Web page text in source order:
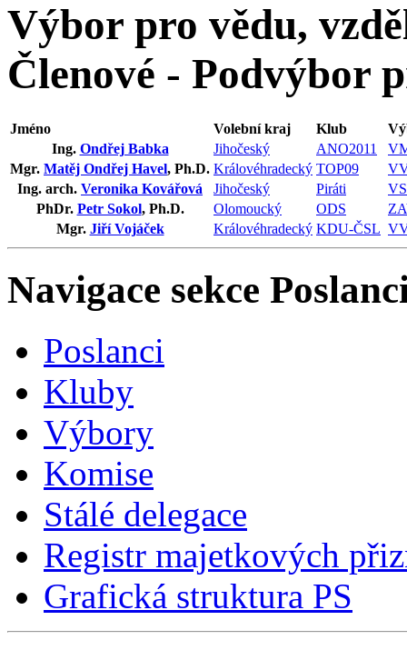
Výbor pro vědu,
Členové - Podvýbor
Jméno Volební kraj Klub
Ing. Ondřej Babka Jihočeský ANO2011
Mgr. Matěj Ondřej Havel, Ph.D. Královéhradecký TOP09
Ing. arch. Veronika Kovářová Jihočeský Piráti
PhDr. Petr Sokol, Ph.D. Olomoucký ODS
Mgr. Jiří Vojáček Královéhradecký KDU-ČSL
Navigace sekce
Poslanci
Kluby
Výbory
Komise
Stálé delegace
Registr majetkových
Grafická struktura PS